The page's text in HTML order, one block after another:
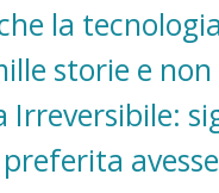
la
storie e
Irreversibile: